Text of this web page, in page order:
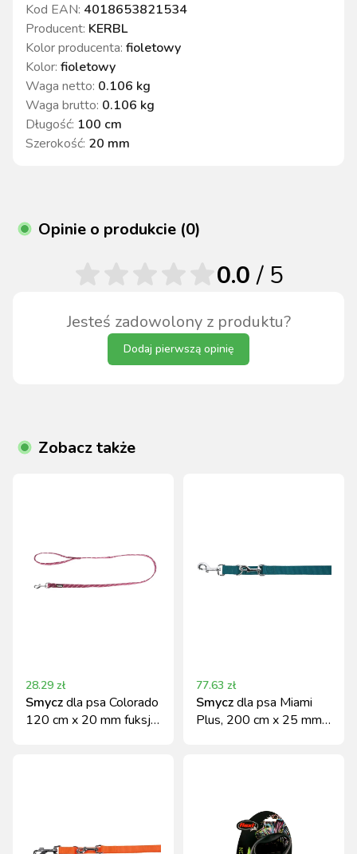
Kod EAN: 4018653821534
Producent: KERBL
Kolor producenta: fioletowy
Kolor: fioletowy
Waga netto: 0.106 kg
Waga brutto: 0.106 kg
Długość: 100 cm
Szerokość: 20 mm
Opinie o produkcie (0)
Jesteś zadowolony z produktu?
Dodaj pierwszą opinię
0.0/ 5
Zobacz także
28.29 zł
Smyczdla psa Colorado
120 cm x 20 mm fuksja
77.63 zł
Smyczdla psa Miami
Plus, 200 cm x 25 mm,